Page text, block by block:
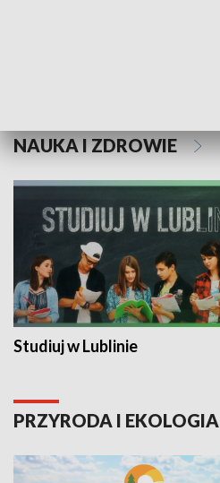
NAUKA I ZDROWIE
Studiuj w Lublinie
PRZYRODA I EKOLOGIA